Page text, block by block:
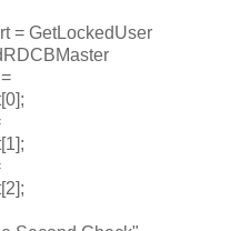
= GetLockedUser